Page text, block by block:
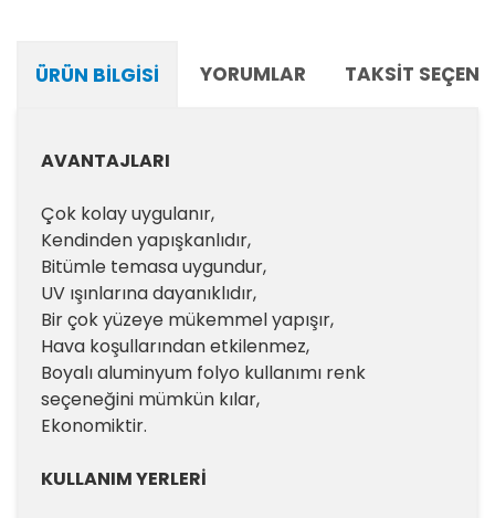
ÜRÜN BILGISI YORUMLAR TAKSIT
AVANTAJLARI
Çok kolay uygulanır,
Kendinden yapışkanlıdır,
Bitümle temasa uygundur,
UV ışınlarına dayanıklıdır,
Bir çok yüzeye mükemmel yapışır,
Hava koşullarından etkilenmez,
Boyalı aluminyum folyo kullanımı renk
seçeneğini mümkün kılar,
Ekonomiktir.
KULLANIM YERLERİ